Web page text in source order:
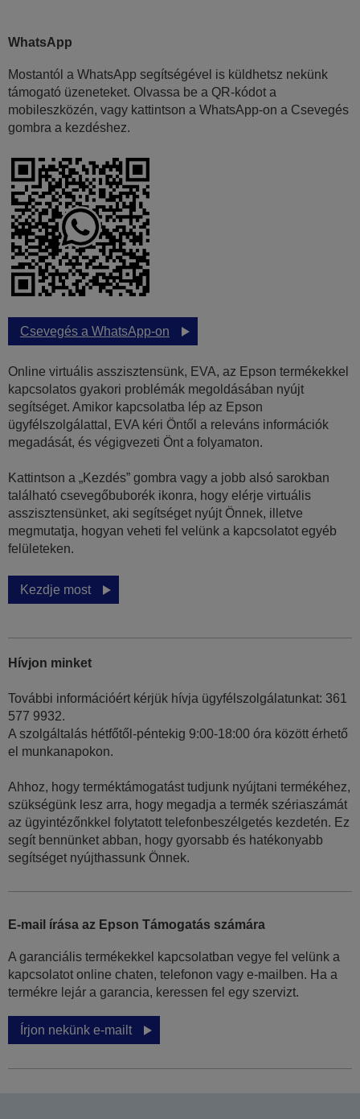
WhatsApp
Mostantól a WhatsApp segítségével is küldhetsz nekünk
támogató üzeneteket. Olvassa be a QR-kódot a
mobileszközén, vagy kattintson a WhatsApp-on a Csevegés
gombra a kezdéshez.
Csevegés a WhatsApp-on
Online virtuális asszisztensünk, EVA, az Epson termékekkel
kapcsolatos gyakori problémák megoldásában nyújt
segítséget. Amikor kapcsolatba lép az Epson
ügyfélszolgálattal, EVA kéri Öntől a releváns információk
megadását, és végigvezeti Önt a folyamaton.
Kattintson a „Kezdés” gombra vagy a jobb alsó sarokban
található csevegőbuborék ikonra, hogy elérje virtuális
asszisztensünket, aki segítséget nyújt Önnek, illetve
megmutatja, hogyan veheti fel velünk a kapcsolatot egyéb
felületeken.
Kezdje most
Hívjon minket
További információért kérjük hívja ügyfélszolgálatunkat: 361
577 9932.
A szolgáltalás hétfőtől-péntekig 9:00-18:00 óra között érhető
el munkanapokon.
Ahhoz, hogy terméktámogatást tudjunk nyújtani termékéhez,
szükségünk lesz arra, hogy megadja a termék szériaszámát
az ügyintézőnkkel folytatott telefonbeszélgetés kezdetén. Ez
segít bennünket abban, hogy gyorsabb és hatékonyabb
segítséget nyújthassunk Önnek.
E-mail írása az Epson Támogatás számára
A garanciális termékekkel kapcsolatban vegye fel velünk a
kapcsolatot online chaten, telefonon vagy e-mailben. Ha a
termékre lejár a garancia, keressen fel egy szervizt.
Írjon nekünk e-mailt